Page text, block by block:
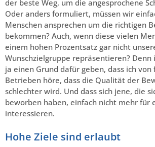
der beste Weg, um die angesprochene
Oder anders formuliert, müssen wir
Menschen ansprechen um die richtigen
bekommen? Auch, wenn diese vielen
einem hohen Prozentsatz gar nicht
Wunschzielgruppe repräsentieren? Denn
ja einen Grund dafür geben, dass ich von
Betrieben höre, dass die Qualität der
schlechter wird. Und dass sich jene, die
beworben haben, einfach nicht mehr für
interessieren.
Hohe Ziele sind erlaubt